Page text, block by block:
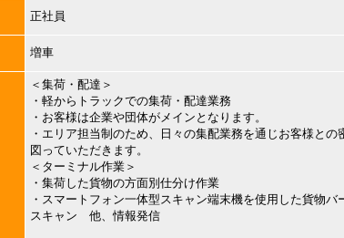
正社員
増車
＜集荷・配達＞
・軽からトラックでの集荷・配達業務
・お客様は企業や団体がメインとなります。
・エリア担当制のため、日々の集配業務を通じお客様との
図っていただきます。
＜ターミナル作業＞
・集荷した貨物の方面別仕分け作業
・スマートフォン一体型スキャン端末機を使用した貨物バ
スキャン 他、情報発信